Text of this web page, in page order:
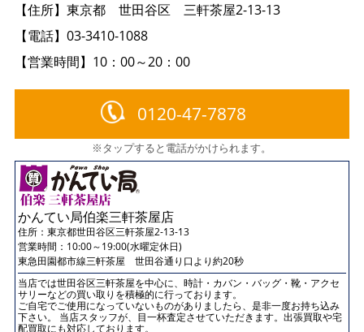
【住所】東京都 世田谷区 三軒茶屋2-13-13
【電話】03-3410-1088
【営業時間】10：00～20：00
0120-47-7878
※タップすると電話がかけられます。
かんてい局伯楽三軒茶屋店
住所： 東京都世田谷区三軒茶屋2-13-13
営業時間：10:00～19:00(水曜定休日)
東急田園都市線三軒茶屋 世田谷通り口より約20秒
当店では世田谷区三軒茶屋を中心に、時計・カバン・バッグ・靴・アクセ
サリーなどの買い取りを積極的に行っております。
ご自宅でご使用になっていないものがありましたら、是非一度お持ち込み
下さい。 当店スタッフが、目一杯査定させていただきます。出張買取や宅
配買取にも対応しております。